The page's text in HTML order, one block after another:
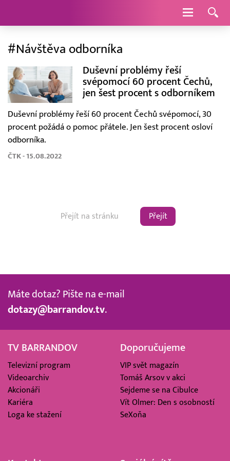
Navigace
#Návštěva odborníka
Duševní problémy řeší
svépomocí 60 procent Čechů,
jen šest procent s odborníkem
Duševní problémy řeší 60 procent Čechů svépomocí, 30
procent požádá o pomoc přátele. Jen šest procent osloví
odborníka.
ČTK - 15.08.2022
Přejít
Máte dotaz? Pište na e-mail
dotazy@barrandov.tv.
TV BARRANDOV
Televizní program
Videoarchiv
Akcionáři
Kariéra
Loga ke stažení
Doporučujeme
VIP svět magazín
Tomáš Arsov v akci
Sejdeme se na Cibulce
Vít Olmer: Den s osobností
SeXoňa